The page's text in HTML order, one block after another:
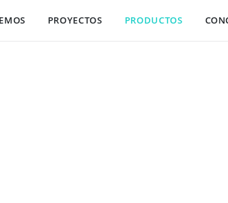
PROYECTOS PRODUCTOS